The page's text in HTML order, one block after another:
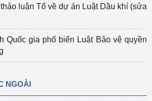
luận Tổ về dự án Luật Dầu khí (sửa
Quốc gia phổ biến Luật Bảo vệ quyền
NGOÀI